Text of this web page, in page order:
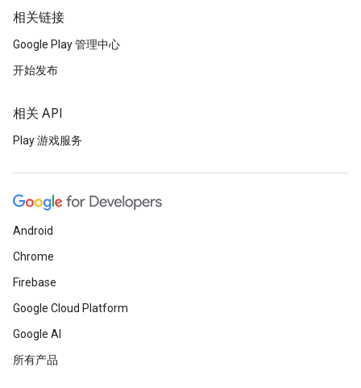
相关链接
Google Play 管理中心
开始发布
相关 API
Play 游戏服务
Android
Chrome
Firebase
Google Cloud Platform
Google AI
所有产品